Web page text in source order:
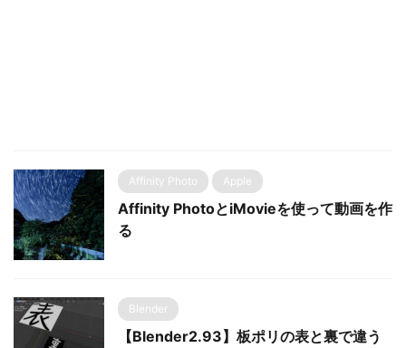
Affinity Photo Apple
Affinity PhotoとiMovieを使って動画を作
る
Blender
【Blender2.93】板ポリの表と裏で違う